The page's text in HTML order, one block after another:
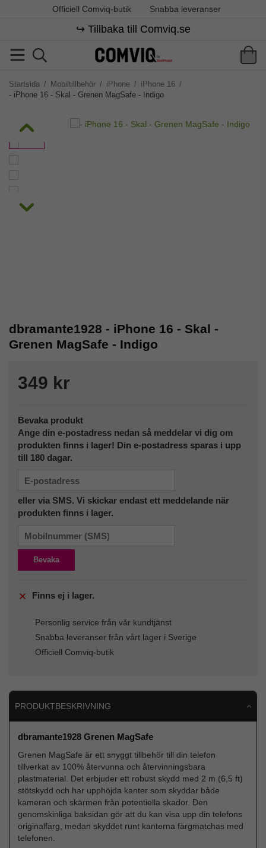
Officiell Comviq-butik Snabba leveranser
↪️ Tillbaka till Comviq.se
Startsida / Mobiltillbehör / iPhone / iPhone 16 /
- iPhone 16 - Skal - Grenen MagSafe - Indigo
dbramante1928 - iPhone 16 - Skal -
Grenen MagSafe - Indigo
349 kr
Bevaka produkt
Ange din e-postadress nedan så meddelar vi dig om
produkten finns i lager! Din e-postadress sparas i upp
till 180 dagar.
eller via SMS. Vi skickar endast ett meddelande när
produkten finns i lager.
Bevaka
Finns ej i lager.
Personlig service från vår kundtjänst
Snabba leveranser från vårt lager i Sverige
Officiell Comviq-butik
PRODUKTBESKRIVNING
dbramante1928 Grenen MagSafe
Grenen MagSafe är ett snyggt tillbehör till din telefon
tillverkat av 100% återvunna och återvinningsbara
plastmaterial. Det erbjuder ett robust skydd med 2 m (6,5 ft)
stötskydd och har upphöjda kanter som skyddar både
kameran och skärmen från potentiella skador. Den
genomskinliga baksidan gör att du kan visa upp din telefons
originalfärg, medan skyddet runt kanterna färgmatchas med
telefonen.